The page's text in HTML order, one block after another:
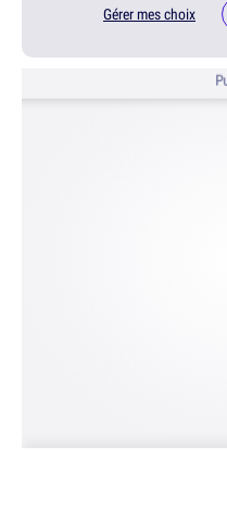
Gérer mes choix